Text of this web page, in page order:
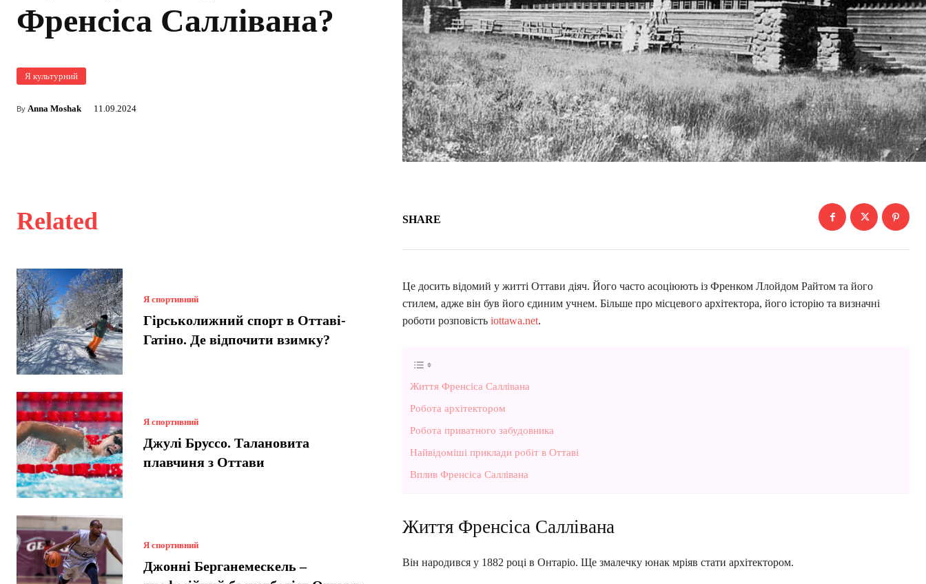
Френсіса Саллівана?
Я культурний
By Anna Moshak 11.09.2024
Related
Я спортивний
Гірськолижний спорт в Оттаві-
Гатіно. Де відпочити взимку?
Я спортивний
Джулі Бруссо. Талановита
плавчиня з Оттави
Я спортивний
Джонні Берганемескель –
SHARE
Це досить відомий у житті Оттави діяч. Його часто асоціюють із Френком Ллойдом Райтом та його
стилем, адже він був його єдиним учнем. Більше про місцевого архітектора, його історію та визначні
роботи розповість iottawa.net.
Життя Френсіса Саллівана
Робота архітектором
Робота приватного забудовника
Найвідоміші приклади робіт в Оттаві
Вплив Френсіса Саллівана
Життя Френсіса Саллівана
Він народився у 1882 році в Онтаріо. Ще змалечку юнак мріяв стати архітектором.